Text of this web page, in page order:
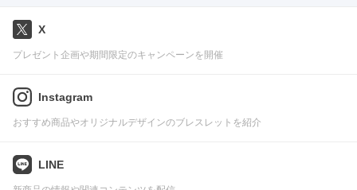
X
プレゼント企画や期間限定のキャンペーンを開催
Instagram
おすすめ商品やオリジナルデザインのブレスレットを紹介
LINE